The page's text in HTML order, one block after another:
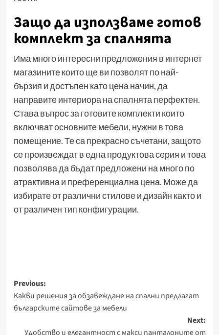
Защо да използваме готов
комплект за спалнята
Има много интересни предложения в интернет
магазините които ще ви позволят по най-
бързия и достъпен като цена начин, да
направите интериора на спалнята перфектен.
Става въпрос за готовите комплекти които
включват основните мебели, нужни в това
помещение. Те са прекрасно съчетани, защото
се произвеждат в една продуктова серия и това
позволява да бъдат предложени на много по
атрактивна и преференциална цена. Може да
избирате от различни стилове и дизайн както и
от различен тип конфигурации.
Post
navigation
Previous:
Какви решения за обзавеждане на спални предлагат
българските сайтове за мебели
Next:
Удобство и елегантност с макси панталоните от